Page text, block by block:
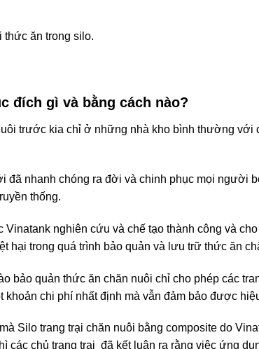
thức ăn trong silo.
đích gì và bằng cách nào?
trước kia chỉ ở những nhà kho bình thường với
đã nhanh chóng ra đời và chinh phục mọi người
thống.
Vinatank nghiên cứu và chế tạo thành công và
hại trong quá trình bảo quản và lưu trữ thức ăn
bảo quản thức ăn chăn nuôi chỉ cho phép các
chi phí nhất định mà vẫn đảm bảo được
Silo trang trại chăn nuôi bằng composite do
chủ trang trại đã kết luận ra rằng việc ứng